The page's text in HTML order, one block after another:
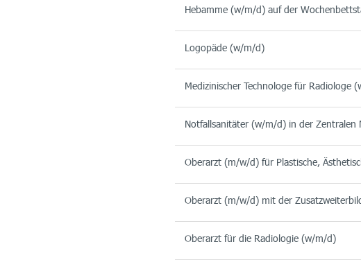
Hebamme (w/m/d) auf der
Logopäde (w/m/d)
Medizinischer Technologe für Radiologe
Notfallsanitäter (w/m/d) in der Zentralen
Oberarzt (m/w/d) für Plastische,
Oberarzt (m/w/d) mit der
Oberarzt für die Radiologie (w/m/d)